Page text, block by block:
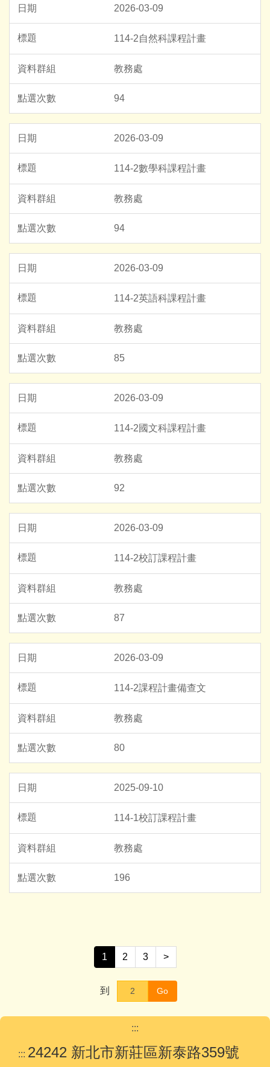
2026-03-09
114-2自然科課程計畫
教務處
94
2026-03-09
114-2數學科課程計畫
教務處
94
2026-03-09
114-2英語科課程計畫
教務處
85
2026-03-09
114-2國文科課程計畫
教務處
92
2026-03-09
114-2校訂課程計畫
教務處
87
2026-03-09
114-2課程計畫備查文
教務處
80
2025-09-10
114-1校訂課程計畫
教務處
196
1 2 3 >
到 Go
:::
::: 24242 新北市新莊區新泰路359號